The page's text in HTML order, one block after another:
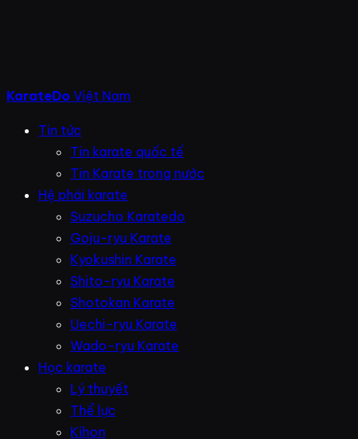
KarateDo Việt Nam
Tin tức
Tin karate quốc tế
Tin Karate trong nước
Hệ phái karate
Suzucho Karatedo
Goju-ryu Karate
Kyokushin Karate
Shito-ryu Karate
Shotokan Karate
Uechi-ryu Karate
Wado-ryu Karate
Học karate
Lý thuyết
Thể lực
Kihon